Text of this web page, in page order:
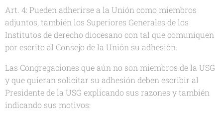
Art. 4: Pueden adherirse a la Unión como miembros
adjuntos, también los Superiores Generales de los
Institutos de derecho diocesano con tal que comuniquen
por escrito al Consejo de la Unión su adhesión.
Las Congregaciones que aún no son miembros de la USG
y que quieran solicitar su adhesión deben escribir al
Presidente de la USG explicando sus razones y también
indicando sus motivos: